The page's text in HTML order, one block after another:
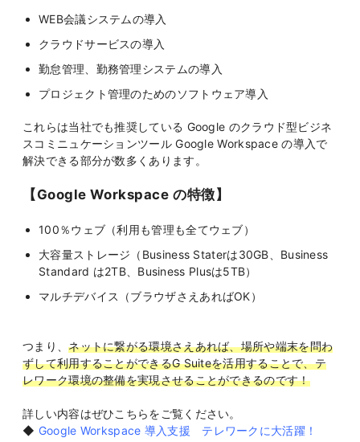
WEB会議システムの導入
クラウドサービスの導入
勤怠管理、勤務管理システムの導入
プロジェクト管理のためのソフトウェア導入
これらは当社でも推奨している Google のクラウド型ビジネ
スコミニュケーションツール Google Workspace の導入で
解決できる部分が数多くあります。
【Google Workspace の特徴】
100％ウェブ（利用も管理も全てウェブ）
大容量ストレージ（Business Staterは30GB、Business
Standard は2TB、Business Plusは5TB）
マルチデバイス（ブラウザさえあればOK）
つまり、ネットに繋がる環境さえあれば、場所や端末を問わ
ずして利用することができるG Suiteを活用することで、テ
レワーク環境の整備を実現させることができるのです！
詳しい内容はぜひこちらをご覧ください。
◆ Google Workspace 導入支援 テレワークに大活躍！